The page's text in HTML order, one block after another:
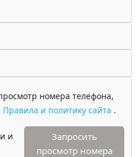
номера телефона,
Правила и политику сайта .
и
Запросить
просмотр номера